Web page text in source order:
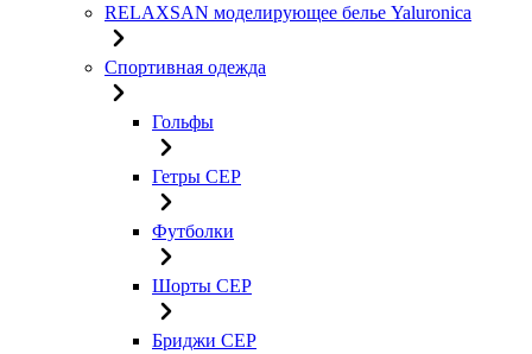
RELAXSAN моделирующее белье Yaluroniсa
Спортивная одежда
Гольфы
Гетры CEP
Футболки
Шорты CEP
Бриджи CEP